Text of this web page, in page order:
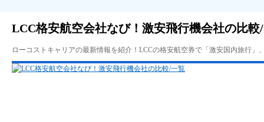
LCC格安航空会社なび！激安飛行機会社の比較
ローコストキャリアの最新情報を紹介！LCCの格安航空券で「激安国内旅行